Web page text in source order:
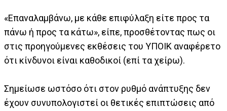
«Επαναλαμβάνω, με κάθε επιφύλαξη είτε προς τα
πάνω ή προς τα κάτω», είπε, προσθέτοντας πως οι
στις προηγούμενες εκθέσεις του ΥΠΟΙΚ αναφέρετο
ότι κίνδυνοι είναι καθοδικοί (επί τα χείρω).
Σημείωσε ωστόσο ότι στον ρυθμό ανάπτυξης δεν
έχουν συνυπολογιστεί οι θετικές επιπτώσεις από